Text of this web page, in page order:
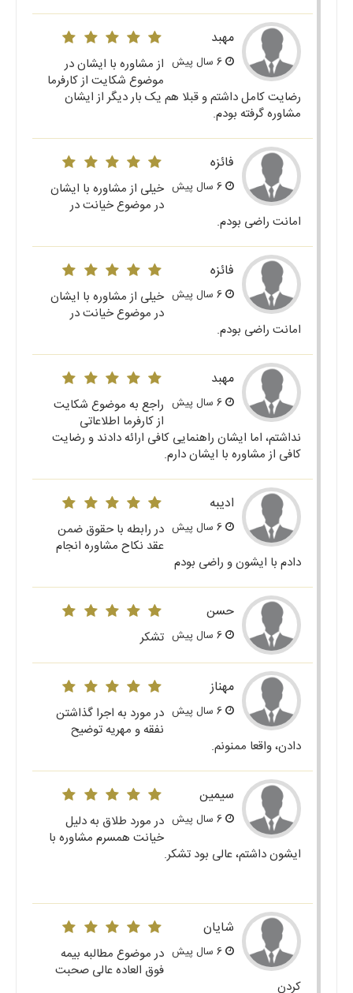
مهبد
از مشاوره با ایشان در
موضوع شکایت از کارفرما
رضایت کامل داشتم و قبلا هم یک بار دیگر از ایشان
مشاوره گرفته بودم.
فائزه
خیلی از مشاوره با ایشان
در موضوع خیانت در
امانت راضی بودم.
فائزه
خیلی از مشاوره با ایشان
در موضوع خیانت در
امانت راضی بودم.
مهبد
راجع به موضوع شکایت
از کارفرما اطلاعاتی
نداشتم، اما ایشان راهنمایی کافی ارائه دادند و رضایت
کافی از مشاوره با ایشان دارم.
ادیبه
در رابطه با حقوق ضمن
عقد نکاح مشاوره انجام
دادم با ایشون و راضی بودم
حسن
تشکر
مهناز
در مورد به اجرا گذاشتن
نفقه و مهریه توضیح
دادن، واقعا ممنونم.
سیمین
در مورد طلاق به دلیل
خیانت همسرم مشاوره با
ایشون داشتم، عالی بود تشکر.
شایان
در موضوع مطالبه بیمه
فوق العاده عالی صحبت
کردن